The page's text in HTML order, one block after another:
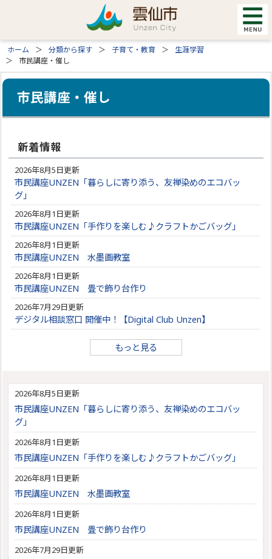
ホーム 分類から探す 子育て・教育
生涯学習
市民講座・催し
市民講座・催し
新着情報
2026年8月5日更新
市民講座UNZEN「暮らしに寄り添う、友禅染めのエコバッ
グ」
2026年8月1日更新
市民講座UNZEN「手作りを楽しむ♪クラフトかごバッグ」
2026年8月1日更新
市民講座UNZEN 水墨画教室
2026年8月1日更新
市民講座UNZEN 畳で飾り台作り
2026年7月29日更新
デジタル相談窓口 開催中！【Digital Club Unzen】
もっと見る
2026年8月5日更新
市民講座UNZEN「暮らしに寄り添う、友禅染めのエコバッ
グ」
2026年8月1日更新
市民講座UNZEN「手作りを楽しむ♪クラフトかごバッグ」
2026年8月1日更新
市民講座UNZEN 水墨画教室
2026年8月1日更新
市民講座UNZEN 畳で飾り台作り
2026年7月29日更新